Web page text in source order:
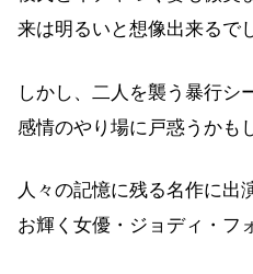
来は明るいと想像出来るで
しかし、二人を襲う暴行シ
感情のやり場に戸惑うかも
人々の記憶に残る名作に出
お輝く女優・ジョディ・フ